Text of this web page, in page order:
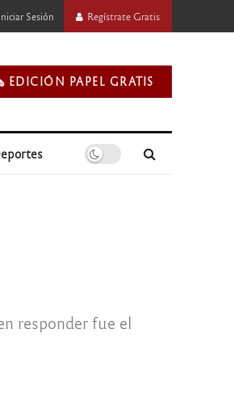
Sesión Regístrate Gratis
EDICIÓN PAPEL GRATIS
responder fue el